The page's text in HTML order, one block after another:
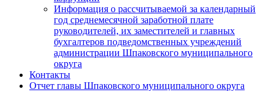
Информация о рассчитываемой за календарный
год среднемесячной заработной плате
руководителей, их заместителей и главных
бухгалтеров подведомственных учреждений
администрации Шпаковского муниципального
округа
Контакты
Отчет главы Шпаковского муниципального округа